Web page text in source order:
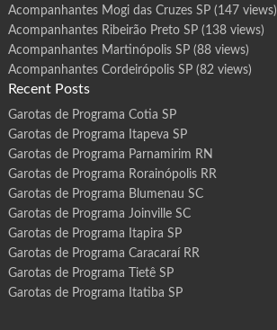
Acompanhantes Mogi das Cruzes SP(147 views)
Acompanhantes Ribeirão Preto SP(138 views)
Acompanhantes Martinópolis SP(88 views)
Acompanhantes Cordeirópolis SP(82 views)
Recent Posts
Garotas de Programa Cotia SP
Garotas de Programa Itapeva SP
Garotas de Programa Parnamirim RN
Garotas de Programa Rorainópolis RR
Garotas de Programa Blumenau SC
Garotas de Programa Joinville SC
Garotas de Programa Itapira SP
Garotas de Programa Caracaraí RR
Garotas de Programa Tietê SP
Garotas de Programa Itatiba SP